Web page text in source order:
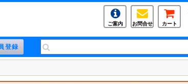
ご案内 お問合せ カート